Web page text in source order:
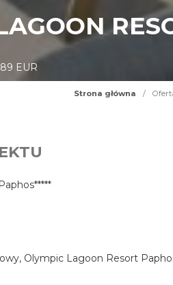
EUR
Strona główna /
Olympic Lagoon Resort